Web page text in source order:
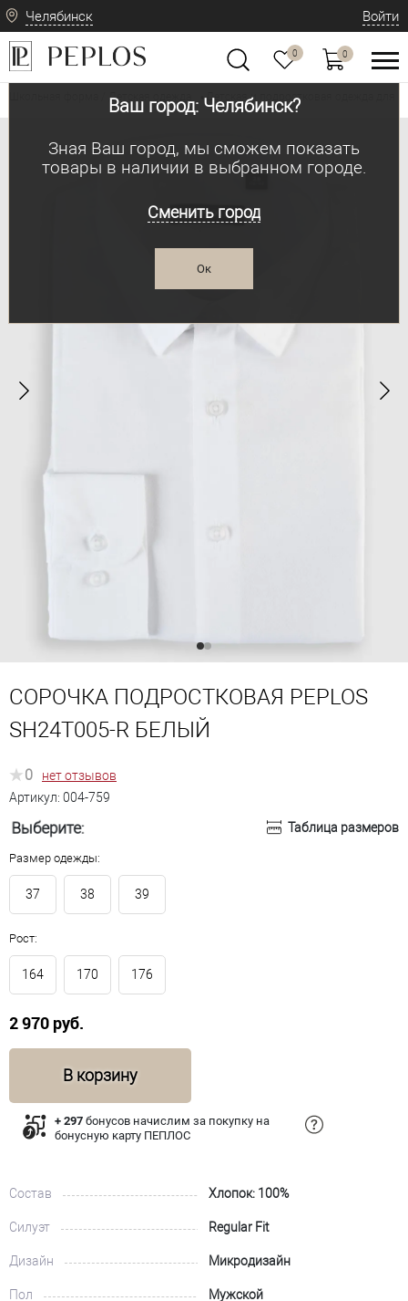
Челябинск
Ваш город: Челябинск?
Зная Ваш город, мы сможем показать
товары в наличии в выбранном городе.
Сменить город
Ок
Войти
0 0
Школьная форма / Детская одежда Детская и подростковая одежда для
СОРОЧКА ПОДРОСТКОВАЯ PEPLOS
SH24T005-R БЕЛЫЙ
0
нет отзывов
Артикул: 004-759
Выберите: Таблица размеров
Размер одежды:
37 38 39
Рост:
164 170 176
2 970 руб.
В корзину
+ 297 бонусов начислим за покупку на
бонусную карту ПЕПЛОС
Состав Хлопок: 100%
Силуэт Regular Fit
Дизайн Микродизайн
Пол Мужской